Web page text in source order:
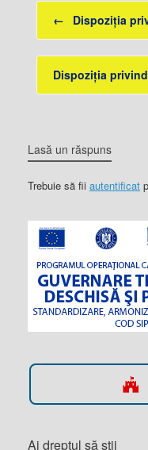
Post navigation
← Dispoziția
Dispoziția
Lasă un răspuns
Trebuie să fii autentificat
Ai dreptul să știi